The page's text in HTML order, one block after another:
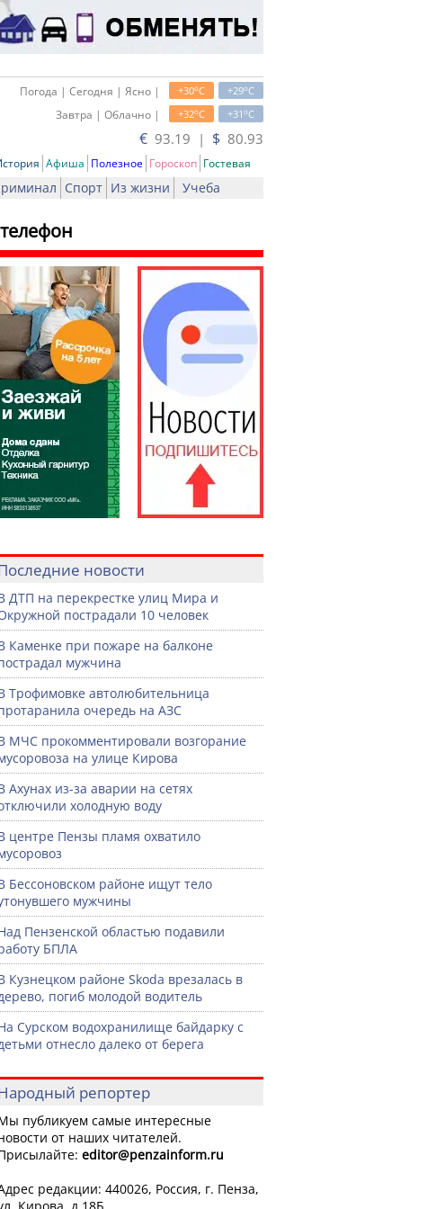
+29oC
+30oC
Погода | Сегодня | Ясно |
+31oC
+32oC
Завтра | Облачно |
€ 93.19 | $ 80.93
Афиша Полезное Гороскоп Гостевая
Спорт Из жизни Учеба
Печать
новости
ДТП на перекрестке улиц Мира и
пострадали 10 человек
Каменке при пожаре на балконе
мужчина
Трофимовке автолюбительница
очередь на АЗС
МЧС прокомментировали возгорание
на улице Кирова
Ахунах из-за аварии на сетях
холодную воду
центре Пензы пламя охватило
Бессоновском районе ищут тело
мужчины
Пензенской областью подавили
БПЛА
Кузнецком районе Skoda врезалась в
погиб молодой водитель
Сурском водохранилище байдарку с
отнесло далеко от берега
репортер
публикуем самые интересные
от наших читателей.
editor@penzainform.ru
редакции: 440026, Россия, г. Пенза,